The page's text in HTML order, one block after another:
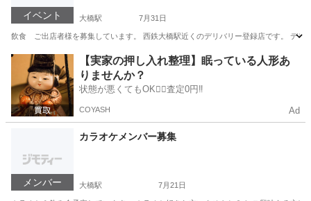
イベント 大橋駅 7月31日
飲食 ご出店者様を募集しています。 西鉄大橋駅近くのデリバリー登録店です。 デリ
福岡 福岡市 大橋駅 ワークショップ 明治屋
【実家の押し入れ整理】眠っている人形あ
りませんか？
状態が悪くてもOK🙆‍♀️査定0円‼️
COYASH Ad
メンバー
カラオケメンバー募集
大橋駅 7月21日